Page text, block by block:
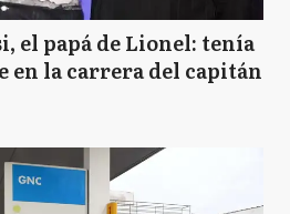
el papá de Lionel: tenía
en la carrera del capitán